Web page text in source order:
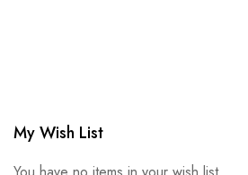
My Wish List